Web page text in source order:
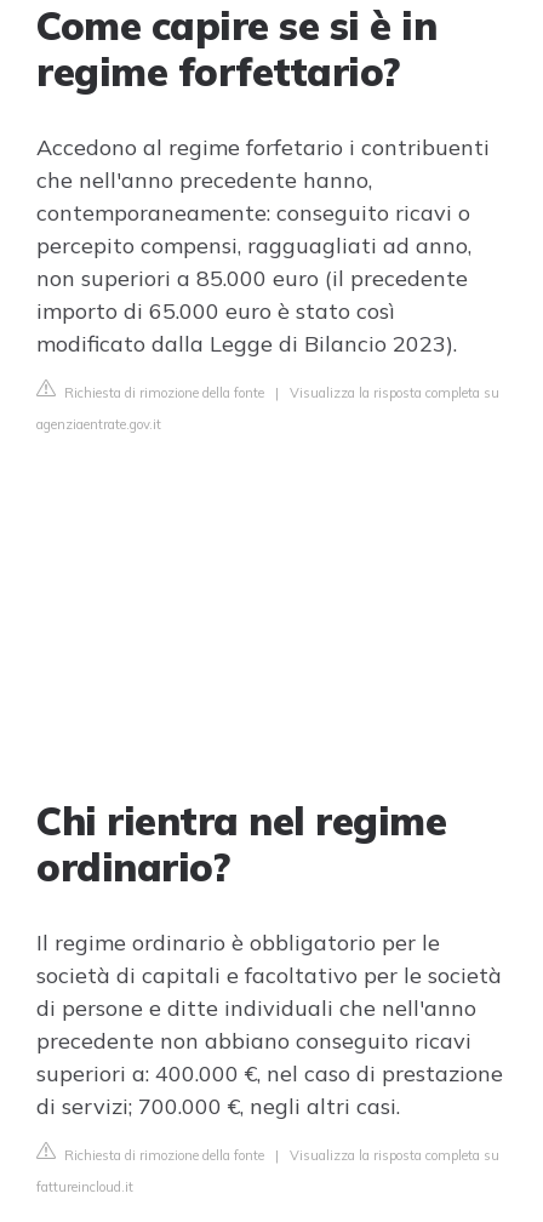
Come capire se si è in
regime forfettario?
Accedono al regime forfetario i contribuenti
che nell'anno precedente hanno,
contemporaneamente: conseguito ricavi o
percepito compensi, ragguagliati ad anno,
non superiori a 85.000 euro (il precedente
importo di 65.000 euro è stato così
modificato dalla Legge di Bilancio 2023).
Richiesta di rimozione della fonte | Visualizza la risposta completa su
agenziaentrate.gov.it
Chi rientra nel regime
ordinario?
Il regime ordinario è obbligatorio per le
società di capitali e facoltativo per le società
di persone e ditte individuali che nell'anno
precedente non abbiano conseguito ricavi
superiori a: 400.000 €, nel caso di prestazione
di servizi; 700.000 €, negli altri casi.
Richiesta di rimozione della fonte | Visualizza la risposta completa su
fattureincloud.it